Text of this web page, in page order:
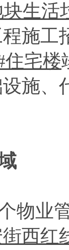
生活
施工
住宅楼
施、
物业
西红